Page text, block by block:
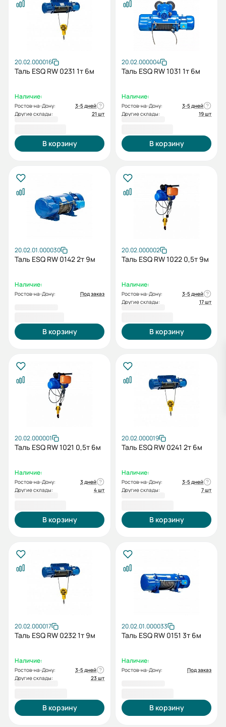
20.02.000016
Таль ESQ RW 0231 1т 6м
Наличие:
Ростов-на-Дону:
3-5 дней
Другие склады:
21 шт
В корзину
20.02.000004
Таль ESQ RW 1031 1т 6м
Наличие:
Ростов-на-Дону:
3-5 дней
Другие склады:
19 шт
В корзину
20.02.01.000030
Таль ESQ RW 0142 2т 9м
Наличие:
Ростов-на-Дону: Под заказ
В корзину
20.02.000002
Таль ESQ RW 1022 0,5т 9м
Наличие:
Ростов-на-Дону:
3-5 дней
Другие склады:
17 шт
В корзину
20.02.000001
Таль ESQ RW 1021 0,5т 6м
Наличие:
Ростов-на-Дону:
3 дней
Другие склады:
4 шт
В корзину
20.02.000019
Таль ESQ RW 0241 2т 6м
Наличие:
Ростов-на-Дону:
3-5 дней
Другие склады:
7 шт
В корзину
20.02.000017
Таль ESQ RW 0232 1т 9м
Наличие:
Ростов-на-Дону:
3-5 дней
Другие склады:
23 шт
В корзину
20.02.01.000033
Таль ESQ RW 0151 3т 6м
Наличие:
Ростов-на-Дону: Под заказ
В корзину